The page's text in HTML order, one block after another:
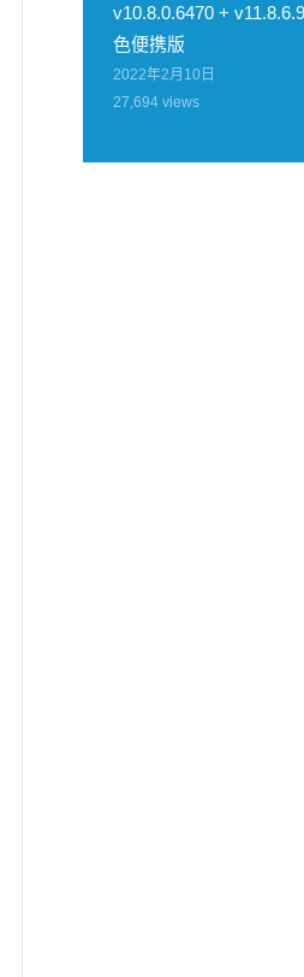
v10.8.0.6470 +
色便携版
2022年2月10日
27,694 views